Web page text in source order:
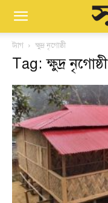
ট্যাগ ক্ষুদ্র নৃগোষ্ঠী
Tag: ক্ষুদ্র নৃগোষ্ঠী